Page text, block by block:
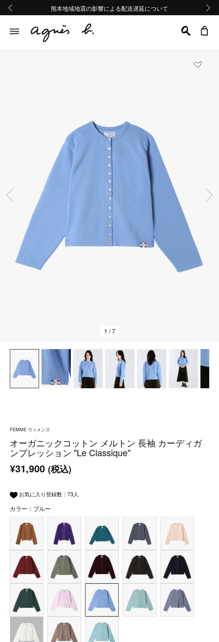
熊本地域地震の影響による配送遅延について
Summer Sale 2buy10%OFF!!
熊本地域地震の影響による配送遅延について
Summer Sale 2buy10%OFF!!
前の画像
1 / 7
FEMME ウィメンズ
オーガニックコットン メルトン 長袖 カーディガ
ンプレッション "Le Classique"
¥31,900 (税込)
お気に入り登録数： 73人
カラー：ブルー